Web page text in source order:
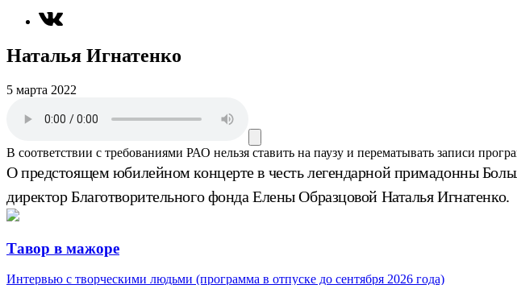
Наталья Игнатенко
5 марта 2022
В соответствии с требованиями РАО нельзя ставить на паузу и перематывать записи
О предстоящем юбилейном концерте в честь легендарной примадонны
директор Благотворительного фонда Елены Образцовой Наталья Игнатенко.
Тавор в мажоре
Интервью с творческими людьми (программа в отпуске до сентября 2026 года)